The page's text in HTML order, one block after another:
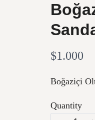
Now
$1.000
Boğaziçi
Quantity